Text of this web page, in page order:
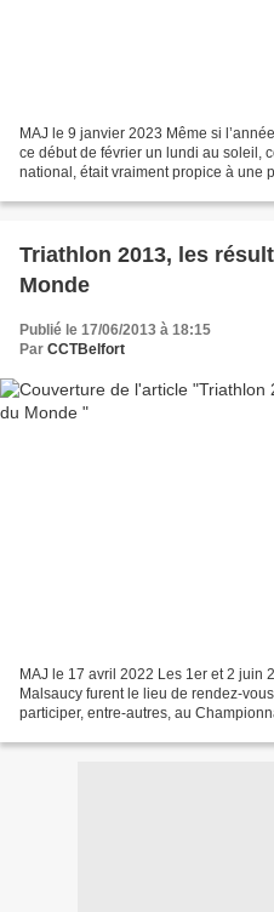
MAJ le 9 janvier 2023 Même si
ce début de février un lundi au soleil,
national, était vraiment propice à une
Triathlon 2013, les
Monde
Publié le 17/06/2013 à 18:15
Par CCTBelfort
MAJ le 17 avril 2022 Les 1er et 2 juin
Malsaucy furent le lieu de rendez-
participer, entre-autres, au